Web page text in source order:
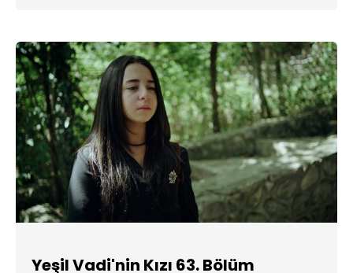
Yeşil Vadi'nin Kızı 63. Bölüm